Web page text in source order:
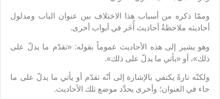
وممّا ذكره من أسباب هذا الاختلاف بين عنوان الباب ومدلول
أحاديثه ملاحظةُ أحاديث أُخَر في أبواب أخرى.
وهو يشير إلى هذه الأحاديث عموماً بقوله: «تقدّم ما يدلّ على
ذلك»، أو «يأتي ما يدلّ على ذلك».
ولكنّه تارةً يكتفي بالإشارة إلى أنّه تقدّم أو يأتي ما يدلّ على ما
جاء في العنوان؛ وأخرى يحدِّد موضع تلك الأحاديث.